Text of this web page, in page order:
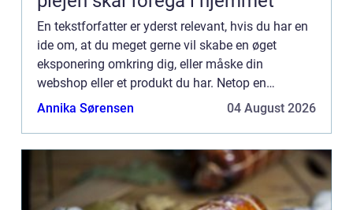
En tekstforfatter er yderst relevant, hvis du har en
ide om, at du meget gerne vil skabe en øget
eksponering omkring dig, eller måske din
webshop eller et produkt du har. Netop en
tekstforfatter har de kompetencer, som du måske
Annika Sørensen 04 August 2026